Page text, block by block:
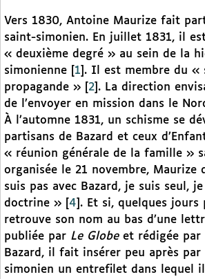
Vers 1830, Antoine Maurize fait
saint-simonien. En juillet 1831, il
« deuxième degré » au sein de la
simonienne
1 . Il est membre du «
propagande »
2 . La direction
de l’envoyer en mission dans le
À l’automne 1831, un schisme se
partisans de Bazard et ceux
« réunion générale de la famille »
organisée le 21 novembre, Maurize
suis pas avec Bazard, je suis seul,
doctrine »
4 . Et si, quelques jours
retrouve son nom au bas d’une
publiée par Le Globe et rédigée par
Bazard, il fait insérer peu après par
simonien un entrefilet dans lequel